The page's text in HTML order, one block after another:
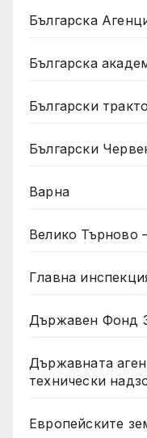
Българска
Българска
Български
Български
Варна
Велико Търново
Главна
Държавен Фонд
Държавната
технически
Европейските